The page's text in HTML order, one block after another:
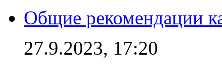
Общие рекомендации
27.9.2023, 17:20